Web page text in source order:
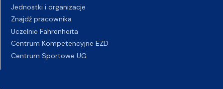
Jednostki i organizacje
Znajdź pracownika
Uczelnie Fahrenheita
Centrum Kompetencyjne EZD
Centrum Sportowe UG